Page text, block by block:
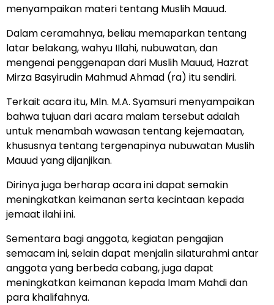
menyampaikan materi tentang Muslih Mauud.
Dalam ceramahnya, beliau memaparkan tentang
latar belakang, wahyu IIlahi, nubuwatan, dan
mengenai penggenapan dari Muslih Mauud, Hazrat
Mirza Basyirudin Mahmud Ahmad (ra) itu sendiri.
Terkait acara itu, Mln. M.A. Syamsuri menyampaikan
bahwa tujuan dari acara malam tersebut adalah
untuk menambah wawasan tentang kejemaatan,
khususnya tentang tergenapinya nubuwatan Muslih
Mauud yang dijanjikan.
Dirinya juga berharap acara ini dapat semakin
meningkatkan keimanan serta kecintaan kepada
jemaat ilahi ini.
Sementara bagi anggota, kegiatan pengajian
semacam ini, selain dapat menjalin silaturahmi antar
anggota yang berbeda cabang, juga dapat
meningkatkan keimanan kepada Imam Mahdi dan
para khalifahnya.